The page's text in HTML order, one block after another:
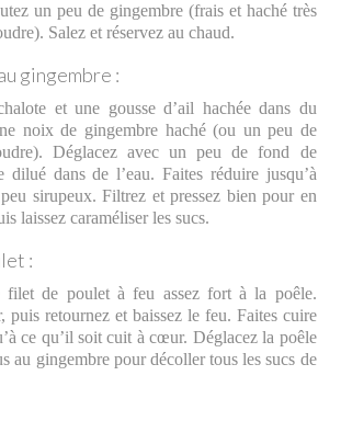
un peu de gingembre (frais et haché très
Salez et réservez au chaud.
gingembre :
et une gousse d’ail hachée dans du
noix de gingembre haché (ou un peu de
Déglacez avec un peu de fond de
dans de l’eau. Faites réduire jusqu’à
sirupeux. Filtrez et pressez bien pour en
laissez caraméliser les sucs.
:
filet de poulet à feu assez fort à la poêle.
puis retournez et baissez le feu. Faites cuire
ce qu’il soit cuit à cœur. Déglacez la poêle
au gingembre pour décoller tous les sucs de